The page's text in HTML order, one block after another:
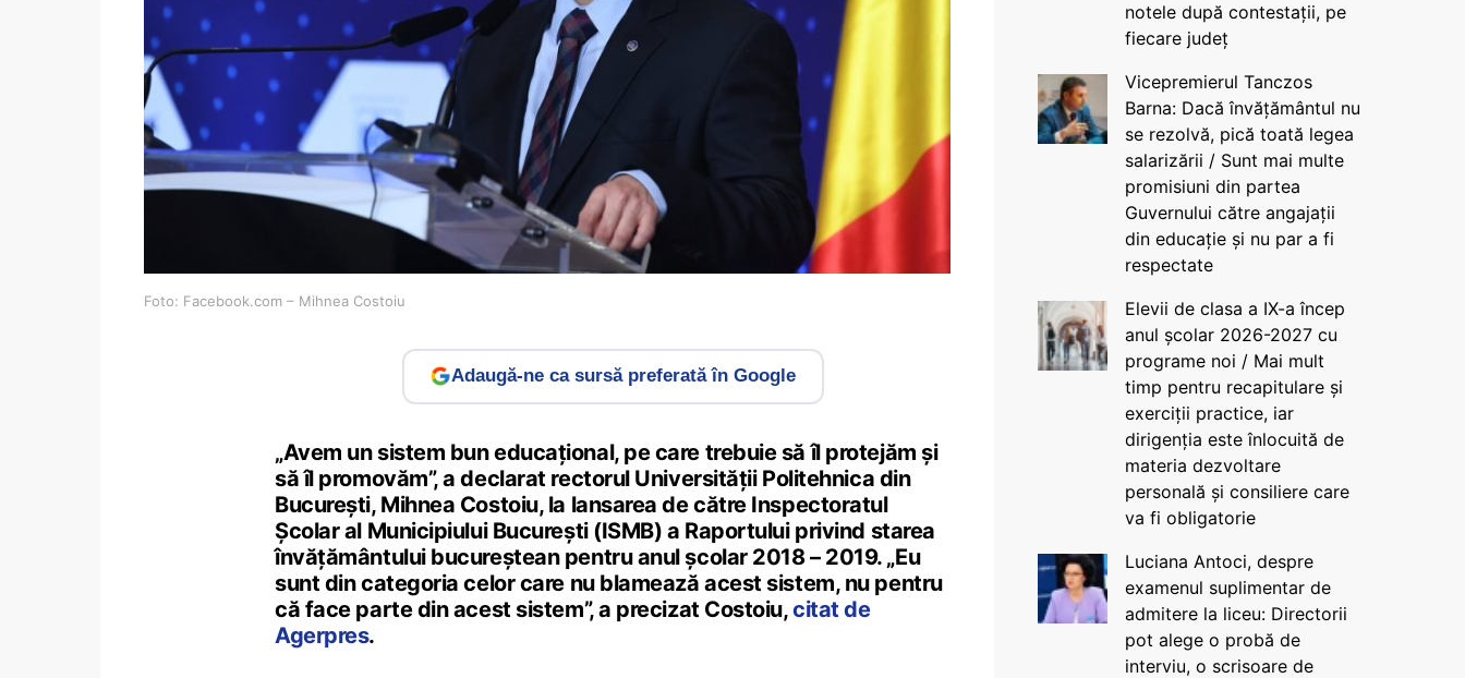
Foto: Facebook.com – Mihnea Costoiu
Adaugă-ne ca sursă preferată în Google
„Avem un sistem bun educaţional, pe care trebuie să îl protejăm şi
să îl promovăm”, a declarat rectorul Universităţii Politehnica din
Bucureşti, Mihnea Costoiu, la lansarea de către Inspectoratul
Școlar al Municipiului București (ISMB) a Raportului privind starea
învăţământului bucureştean pentru anul şcolar 2018 – 2019. „Eu
sunt din categoria celor care nu blamează acest sistem, nu pentru
că face parte din acest sistem”, a precizat Costoiu,citat de
Agerpres.
notele după contestații, pe
fiecare județ
Vicepremierul Tanczos
Barna: Dacă învățământul nu
se rezolvă, pică toată legea
salarizării / Sunt mai multe
promisiuni din partea
Guvernului către angajații
din educație și nu par a fi
respectate
Elevii de clasa a IX-a încep
anul școlar 2026-2027 cu
programe noi / Mai mult
timp pentru recapitulare și
exerciții practice, iar
dirigenția este înlocuită de
materia dezvoltare
personală și consiliere care
va fi obligatorie
Luciana Antoci, despre
examenul suplimentar de
admitere la liceu: Directorii
pot alege o probă de
interviu, o scrisoare de